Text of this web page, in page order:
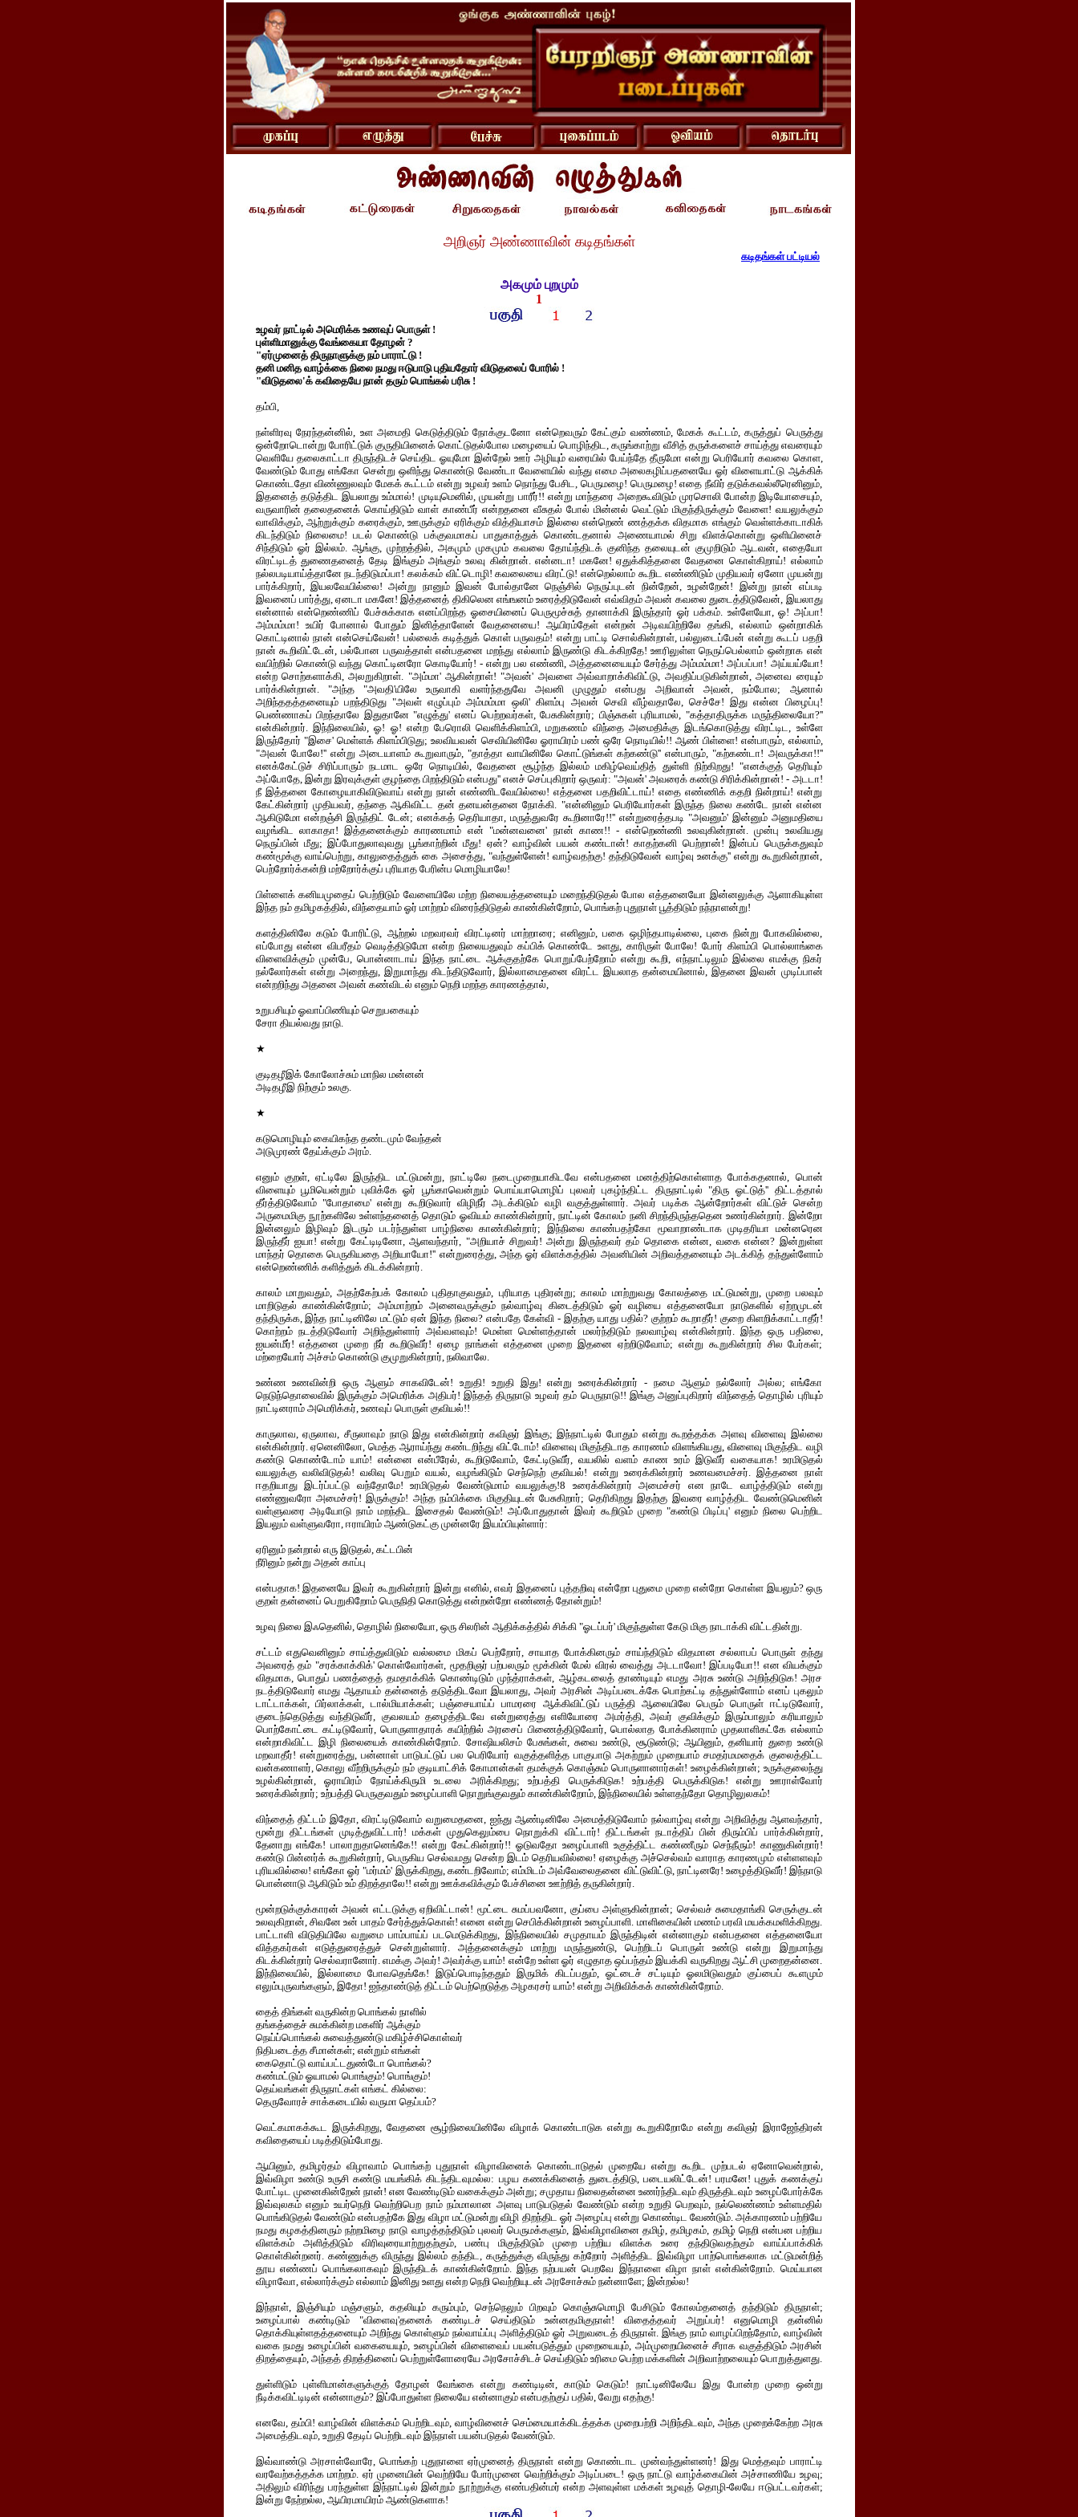
அறிஞர் அண்ணாவின் கடிதங்கள்
கடிதங்கள் பட்டியல்
அகமும் புறமும்
1
உழவர் நாட்டில் அமெரிக்க உணவுப் பொருள் !
புள்ளிமானுக்கு வேங்கையா தோழன் ?
"ஏர்முனைத் திருநாளுக்கு நம் பாராட்டு !
தனி மனித வாழ்க்கை நிலை நமது ஈடுபாடு புதியதோர் விடுதலைப் போரில் !
"விடுதலை'க் கவிதையே நான் தரும் பொங்கல் பரிசு !
தம்பி,
நள்ளிரவு நேரந்தன்னில், உள அமைதி கெடுத்திடும் நோக்குடனோ என்றெவரும் கேட்கும் வண்ணம், மேகக் கூட்டம், கருத்துப் பெருத்து
ஒன்றோடொன்று போரிட்டுக் குருதியினைக் கொட்டுதல்போல மழையைப் பொழிந்திட, கருங்காற்று வீசித் தருக்களைச் சாய்த்து எவரையும்
வெளியே தலைகாட்டா திருந்திடச் செய்திட ஓயுமோ இன்றேல் ஊர் அழியும் வரையில் பேய்ந்தே தீருமோ என்று பெரியோர் கவலை கொள,
வேண்டும் போது எங்கோ சென்று ஒளிந்து கொண்டு வேண்டா வேளையில் வந்து எமை அலைகழிப்பதனையே ஓர் விளையாட்டு ஆக்கிக்
கொண்டதோ விண்ணுலவும் மேகக் கூட்டம் என்று உழவர் உளம் நொந்து பேசிட, பெருமழை! பெருமழை! எதை நீவிர் தடுக்கவல்லீரெனினும்,
இதனைத் தடுத்திட இயலாது உம்மால்! முடியுமெனில், முயன்று பாரீர்!! என்று மாந்தரை அறைகூவிடும் முரசொலி போன்ற இடியோசையும்,
வருவாரின் தலைதனைக் கொய்திடும் வாள் காண்பீர் என்றதனை வீசுதல் போல் மின்னல் வெட்டும் மிகுந்திருக்கும் வேளை! வயலுக்கும்
வாவிக்கும், ஆற்றுக்கும் கரைக்கும், ஊருக்கும் ஏரிக்கும் வித்தியாசம் இல்லை என்றெண் ணத்தக்க விதமாக எங்கும் வெள்ளக்காடாகிக்
கிடந்திடும் நிலைமை! படல் கொண்டு பக்குவமாகப் பாதுகாத்துக் கொண்டதனால் அணையாமல் சிறு விளக்கொன்று ஒளியினைச்
சிந்திடும் ஓர் இல்லம். ஆங்கு, முற்றத்தில், அகமும் முகமும் கவலை தோய்ந்திடக் குனிந்த தலையுடன் குமுறிடும் ஆடவன், எதையோ
விரட்டிடத் துணைதனைத் தேடி இங்கும் அங்கும் உலவு கின்றான். என்னடா! மகனே! ஏதுக்கித்தனை வேதனை கொள்கிறாய்! எல்லாம்
நல்லபடியாய்த்தானே நடந்திடுமப்பா! கலக்கம் விட்டொழி! கவலையை விரட்டு! என்றெல்லாம் கூறிட எண்ணிடும் முதியவர் ஏனோ முயன்று
பார்க்கிறார், இயலவேயில்லை! அன்று நானும் இவன் போல்தானே நெஞ்சில் நெருப்புடன் நின்றேன், உழன்றேன்! இன்று நான் எப்படி
இவனைப் பார்த்து, ஏனடா மகனே! இத்தனைத் திகிலென எங்ஙனம் உரைத்திடுவேன் எவ்விதம் அவன் கவலை துடைத்திடுவேன், இயலாது
என்னால் என்றெண்ணிப் பேச்சுக்காக எனப்பிறந்த ஓசையினைப் பெருமூச்சுத் தானாக்கி இருந்தார் ஓர் பக்கம். உள்ளேயோ, ஓ! அப்பா!
அம்மம்மா! உயிர் போனால் போதும் இனித்தாளேன் வேதனையை! ஆயிரம்தேள் என்றன் அடிவயிற்றிலே தங்கி, எல்லாம் ஒன்றாகிக்
கொட்டினால் நான் என்செய்வேன்! பல்லைக் கடித்துக் கொள் பருவதம்! என்று பாட்டி சொல்கின்றாள், பல்லுடைப்பேன் என்று கூடப் பதறி
நான் கூறிவிட்டேன், பல்போன பருவத்தாள் என்பதனை மறந்து எல்லாம் இருண்டு கிடக்கிறதே! ஊரிலுள்ள நெருப்பெல்லாம் ஒன்றாக என்
வயிற்றில் கொண்டு வந்து கொட்டினரோ கொடியோர்! - என்று பல எண்ணி, அத்தனையையும் சேர்த்து அம்மம்மா! அப்பப்பா! அய்யய்யோ!
என்ற சொற்களாக்கி, அலறுகிறாள். "அம்மா' ஆகின்றாள்! "அவன்' அவளை அவ்வாறாக்கிவிட்டு, அவதிப்படுகின்றான், அனைவ ரையும்
பார்க்கின்றான். "அந்த "அவதி'யிலே உருவாகி வளர்ந்ததுவே அவனி முழுதும் என்பது அறிவான் அவன், நம்போல; ஆனால்
அறிந்ததத்தனையும் பறந்திடுது "அவள் எழுப்பும் அம்மம்மா ஒலி' கிளம்பு அவன் செவி வீழ்வதாலே, செச்சே! இது என்ன பிழைப்பு!
பெண்ணாகப் பிறந்தாலே இதுதானே "எழுத்து' எனப் பெற்றவர்கள், பேசுகின்றார்; பிஞ்சுகள் புரியாமல், "கத்தாதிருக்க மருந்திலையோ?''
என்கின்றார். இந்நிலையில், ஓ! ஓ! என்ற பேரொலி வெளிக்கிளம்பி, மறுகணம் விந்தை அமைதிக்கு இடங்கொடுத்து விரட்டிட, உள்ளே
இருந்தோர் "இசை' மெள்ளக் கிளம்பிடுது; உலவியவன் செவியினிலே ஓராயிரம் பண் ஒரே நொடியில்!! ஆண் பிள்ளை! என்பாரும், எல்லாம்,
"அவன் போலே!'' என்று அடையாளம் கூறுவாரும், "தாத்தா வாயினிலே கொட்டுங்கள் கற்கண்டு'' என்பாரும், "கற்கண்டா! அவருக்கா!!''
எனக்கேட்டுச் சிரிப்பாரும் நடமாட ஒரே நொடியில், வேதனை சூழ்ந்த இல்லம் மகிழ்வெய்தித் துள்ளி நிற்கிறது! "எனக்குத் தெரியும்
அப்போதே, இன்று இரவுக்குள் குழந்தை பிறந்திடும் என்பது'' எனச் செப்புகிறார் ஒருவர்: "அவன்' அவரைக் கண்டு சிரிக்கின்றான்! - அடடா!
நீ இத்தனை கோழையாகிவிடுவாய் என்று நான் எண்ணிடவேயில்லை! எத்தனை பதறிவிட்டாய்! எதை எண்ணிக் கதறி நின்றாய்! என்று
கேட்கின்றார் முதியவர், தந்தை ஆகிவிட்ட தன் தனயன்தனை நோக்கி. "என்னினும் பெரியோர்கள் இருந்த நிலை கண்டே நான் என்ன
ஆகிடுமோ என்றஞ்சி இருந்திட் டேன்; எனக்கத் தெரியாதா, மருத்துவரே கூறினாரே!!'' என்றுரைத்தபடி "அவனும்' இன்னும் அனுமதியை
வழங்கிட லாகாதா! இத்தனைக்கும் காரணமாம் என் "மன்னவனை' நான் காண!! - என்றெண்ணி உலவுகின்றான். முன்பு உலவியது
நெருப்பின் மீது; இப்போதுலாவுவது பூங்காற்றின் மீது! ஏன்? வாழ்வின் பயன் கண்டான்! காதற்கனி பெற்றான்! இன்பப் பெருக்கதுவும்
கண்மூக்கு வாய்பெற்று, காலுதைத்துக் கை அசைத்து, "வந்துள்ளேன்! வாழ்வதற்கு! தந்திடுவேன் வாழ்வு உனக்கு'' என்று கூறுகின்றான்,
பெற்றோர்க்கன்றி மற்றோர்க்குப் புரியாத பேரின்ப மொழியாலே!
பிள்ளைக் கனியமுதைப் பெற்றிடும் வேளையிலே மற்ற நிலையத்தனையும் மறைந்திடுதல் போல எத்தனையோ இன்னலுக்கு ஆளாகியுள்ள
இந்த நம் தமிழகத்தில், விந்தையாம் ஓர் மாற்றம் விரைந்திடுதல் காண்கின்றோம், பொங்கற் புதுநாள் பூத்திடும் நந்நாளன்று!
களத்தினிலே கடும் போரிட்டு, ஆற்றல் மறவரவர் விரட்டினர் மாற்றாரை; எனினும், பகை ஒழிந்தபாடில்லை, புகை நின்று போகவில்லை,
எப்போது என்ன விபரீதம் வெடித்திடுமோ என்ற நிலையதுவும் கப்பிக் கொண்டே உளது, காரிருள் போலே! போர் கிளம்பி பொல்லாங்கை
விளைவிக்கும் முன்பே, பொன்னாடாய் இந்த நாட்டை ஆக்குதற்கே பொறுப்பேற்றோம் என்று கூறி, எந்நாட்டிலும் இல்லை எமக்கு நிகர்
நல்லோர்கள் என்று அறைந்து, இறுமாந்து கிடந்திடுவோர், இல்லாமைதனை விரட்ட இயலாத தன்மையினால், இதனை இவன் முடிப்பான்
என்றறிந்து அதனை அவன் கண்விடல் எனும் நெறி மறந்த காரணத்தால்,
உறுபசியும் ஓவாப்பிணியும் செறுபகையும்
சேரா தியல்வது நாடு.
★
குடிதழீஇக் கோலோச்சும் மாநில மன்னன்
அடிதழீஇ நிற்கும் உலகு.
★
கடுமொழியும் கையிகந்த தண்டமும் வேந்தன்
அடுமுரண் தேய்க்கும் அரம்.
எனும் குறள், ஏட்டிலே இருந்திட மட்டுமன்று, நாட்டிலே நடைமுறையாகிடவே என்பதனை மனத்திற்கொள்ளாத போக்கதனால், பொன்
விளையும் பூமியென்றும் புவிக்கே ஓர் பூங்காவென்றும் பொய்யாமொழிப் புலவர் புகழ்ந்திட்ட திருநாட்டில் "திரு ஓட்டுத்'' திட்டத்தால்
தீர்த்திடுவோம் "போதாமை' என்று கூறிடுவார் விழிநீர் அடக்கிடும் வழி வகுத்துள்ளார். அவர் படிக்க ஆன்றோர்கள் விட்டுச் சென்ற
அருமைமிகு நூற்களிலே உள்ளந்தனைத் தொடும் ஓவியம் காண்கின்றார், நாட்டின் கோலம் நனி சிறந்திருந்ததென உணர்கின்றார். இன்றோ
இன்னலும் இழிவும் இடரும் படர்ந்துள்ள பாழ்நிலை காண்கின்றார்; இந்நிலை காண்பதற்கோ மூவாறாண்டாக முடிதரியா மன்னரென
இருந்தீர் ஐயா! என்று கேட்டிடினோ, ஆளவந்தார், "அறியாச் சிறுவர்! அன்று இருந்தவர் தம் தொகை என்ன, வகை என்ன? இன்றுள்ள
மாந்தர் தொகை பெருகியதை அறியாயோ!'' என்றுரைத்து, அந்த ஓர் விளக்கத்தில் அவனியின் அறிவத்தனையும் அடக்கித் தந்துள்ளோம்
என்றெண்ணிக் களித்துக் கிடக்கின்றார்.
காலம் மாறுவதும், அதற்கேற்பக் கோலம் புதிதாகுவதும், புரியாத புதிரன்று; காலம் மாற்றுவது கோலத்தை மட்டுமன்று, முறை பலவும்
மாறிடுதல் காண்கின்றோம்; அம்மாற்றம் அனைவருக்கும் நல்வாழ்வு கிடைத்திடும் ஓர் வழியை எத்தனையோ நாடுகளில் ஏற்றமுடன்
தந்திருக்க, இந்த நாட்டினிலே மட்டும் ஏன் இந்த நிலை? என்பதே கேள்வி - இதற்கு யாது பதில்? குற்றம் கூறாதீர்! குறை கிளறிக்காட்டாதீர்!
கொற்றம் நடத்திடுவோர் அறிந்துள்ளார் அவ்வளவும்! மெள்ள மெள்ளத்தான் மலர்ந்திடும் நலவாழ்வு என்கின்றார். இந்த ஒரு பதிலை,
ஐயன்மீர்! எத்தனை முறை நீர் கூறிடுவீர்! ஏழை நாங்கள் எத்தனை முறை இதனை ஏற்றிடுவோம்; என்று கூறுகின்றார் சில பேர்கள்;
மற்றையோர் அச்சம் கொண்டு குமுறுகின்றார், நலிவாலே.
உண்ண உணவின்றி ஒரு ஆளும் சாகவிடேன்! உறுதி! உறுதி இது! என்று உரைக்கின்றார் - நமை ஆளும் நல்லோர் அல்ல; எங்கோ
நெடுந்தொலைவில் இருக்கும் அமெரிக்க அதிபர்! இந்தத் திருநாடு உழவர் தம் பெருநாடு!! இங்கு அனுப்புகிறார் விந்தைத் தொழில் புரியும்
நாட்டினராம் அமெரிக்கர், உணவுப் பொருள் குவியல்!!
காருலாவ, ஏருலாவ, சீருலாவும் நாடு இது என்கின்றார் கவிஞர் இங்கு; இந்நாட்டில் போதும் என்று கூறத்தக்க அளவு விளைவு இல்லை
என்கின்றார். ஏனெனிலோ, மெத்த ஆராய்ந்து கண்டறிந்து விட்டோம்! விளைவு மிகுந்திடாத காரணம் விளங்கியது, விளைவு மிகுந்திட வழி
கண்டு கொண்டோம் யாம்! என்னை என்பீரேல், கூறிடுவோம், கேட்டிடுவீர், வயலில் வளம் காண உரம் இடுவீர் வகையாக! உரமிடுதல்
வயலுக்கு வலிவிடுதல்! வலிவு பெறும் வயல், வழங்கிடும் செந்நெற் குவியல்! என்று உரைக்கின்றார் உணவமைச்சர். இத்தனை நாள்
ஈதறியாது இடர்ப்பட்டு வந்தோமே! உரமிடுதல் வேண்டுமாம் வயலுக்கு!8 உரைக்கின்றார் அமைச்சர் என நாடே வாழ்த்திடும் என்று
எண்ணுவரோ அமைச்சர்! இருக்கும்! அந்த நம்பிக்கை மிகுதியுடன் பேசுகிறார்; தெரிகிறது இதற்கு இவரை வாழ்த்திட வேண்டுமெனின்
வள்ளுவரை அடியோடு நாம் மறந்திட இசைதல் வேண்டும்! அப்போதுதான் இவர் கூறிடும் முறை "கண்டு பிடிப்பு' எனும் நிலை பெற்றிட
இயலும் வள்ளுவரோ, ஈராயிரம் ஆண்டுகட்கு முன்னரே இயம்பியுள்ளார்:
ஏரினும் நன்றால் எரு இடுதல், கட்டபின்
நீரினும் நன்று அதன் காப்பு
என்பதாக! இதனையே இவர் கூறுகின்றார் இன்று எனில், எவர் இதனைப் புத்தறிவு என்றோ புதுமை முறை என்றோ கொள்ள இயலும்? ஒரு
குறள் தன்னைப் பெறுகிறோம் பெருநிதி கொடுத்து என்றன்றோ எண்ணத் தோன்றும்!
உழவு நிலை இஃதெனில், தொழில் நிலையோ, ஒரு சிலரின் ஆதிக்கத்தில் சிக்கி "ஓடப்பர்' மிகுந்துள்ள கேடு மிகு நாடாக்கி விட்டதின்று.
சட்டம் எதுவெனினும் சாய்த்துவிடும் வல்லமை மிகப் பெற்றோர், சாயாத போக்கினரும் சாய்ந்திடும் விதமான சல்லாபப் பொருள் தந்து
அவரைத் தம் "சரக்காக்கிக்' கொள்வோர்கள், மூதறிஞர் பற்பலரும் மூக்கின் மேல் விரல் வைத்து அடடாவோ! இப்படியோ!! என வியக்கும்
விதமாக, பொதுப் பணத்தைத் தமதாக்கிக் கொண்டிடும் முந்த்ராக்கள், ஆழ்கடலைத் தாண்டியும் எமது அரசு உண்டு அறிந்திடுக! அரச
நடத்திடுவோர் எமது ஆதாயம் தன்னைத் தடுத்திடவோ இயலாது, அவர் அரசின் அடிப்படைக்கே பொற்கட்டி தந்துள்ளோம் எனப் புகலும்
டாட்டாக்கள், பிர்லாக்கள், டால்மியாக்கள்; பஞ்சையாய்ப் பாமரரை ஆக்கிவிட்டுப் பருத்தி ஆலையிலே பெரும் பொருள் ஈட்டிடுவோர்,
குடைந்தெடுத்து வந்திடுவீர், குவலயம் தழைத்திடவே என்றுரைத்து எளியோரை அமர்த்தி, அவர் குவிக்கும் இரும்பாலும் கரியாலும்
பொற்கோட்டை கட்டிடுவோர், பொருளாதாரக் கயிற்றில் அரசைப் பிணைத்திடுவோர், பொல்லாத போக்கினராம் முதலாளிகட்கே எல்லாம்
என்றாகிவிட்ட இழி நிலையைக் காண்கின்றோம். சோஷியலிசம் பேசுங்கள், சுவை உண்டு, சூடுண்டு; ஆயினும், தனியார் துறை உண்டு
மறவாதீர்! என்றுரைத்து, பன்னாள் பாடுபட்டுப் பல பெரியோர் வகுத்தளித்த பாகுபாடு அகற்றும் முறையாம் சமதர்மமதைக் குலைத்திட்ட
வன்கணாளர், கொலு வீற்றிருக்கும் நம் குடியாட்சிக் கோமான்கள் தமக்குக் கொஞ்சும் பொருளானார்கள்! உழைக்கின்றான்; உருக்குலைந்து
உழல்கின்றான், ஓராயிரம் நோய்க்கிருமி உடலை அரிக்கிறது; உற்பத்தி பெருக்கிடுக! உற்பத்தி பெருக்கிடுக! என்று ஊராள்வோர்
உரைக்கின்றார்; உற்பத்தி பெருகுவதும் உழைப்பாளி நொறுங்குவதும் காண்கின்றோம், இந்நிலையில் உள்ளதந்தோ தொழிலுலகம்!
விந்தைத் திட்டம் இதோ, விரட்டிடுவோம் வறுமைதனை, ஐந்து ஆண்டினிலே அமைத்திடுவோம் நல்வாழ்வு என்று அறிவித்து ஆளவந்தார்,
மூன்று திட்டங்கள் முடித்துவிட்டார்! மக்கள் முதுகெலும்பை நொறுக்கி விட்டார்! திட்டங்கள் நடாத்திப் பின் திரும்பிப் பார்க்கின்றார்,
தேனாறு எங்கே! பாலாறுதானெங்கே!! என்று கேட்கின்றார்!! ஓடுவதோ உழைப்பாளி உகுத்திட்ட கண்ணீரும் செந்நீரும்! காணுகின்றார்!
கண்டு பின்னர்க் கூறுகின்றார், பெருகிய செல்வமது சென்ற இடம் தெரியவில்லை! ஏழைக்கு அச்செல்வம் வாராத காரணமும் எள்ளளவும்
புரியவில்லை! எங்கோ ஓர் "மர்மம்' இருக்கிறது, கண்டறிவோம்; எம்மிடம் அவ்வேலைதனை விட்டுவிட்டு, நாட்டினரே! உழைத்திடுவீர்! இந்நாடு
பொன்னாடு ஆகிடும் உம் திறத்தாலே!! என்று ஊக்கவிக்கும் பேச்சினை ஊற்றித் தருகின்றார்.
மூன்றடுக்குக்காரன் அவன் எட்டடுக்கு ஏறிவிட்டான்! மூட்டை சுமப்பவனோ, குப்பை அள்ளுகின்றான்; செல்வச் சுமைதாங்கி செருக்குடன்
உலவுகிறான், சிவனே உன் பாதம் சேர்த்துக்கொள்! எனை என்று செபிக்கின்றான் உழைப்பாளி. மாளிகையின் மணம் பரவி மயக்கமளிக்கிறது.
பாட்டாளி விடுதியிலே வறுமை பாம்பாய்ப் படமெடுக்கிறது, இந்நிலையில் சமுதாயம் இருந்திடின் என்னாகும் என்பதனை எத்தனையோ
வித்தகர்கள் எடுத்துரைத்துச் சென்றுள்ளார். அத்தனைக்கும் மாற்று மருந்துண்டு, பெற்றிடப் பொருள் உண்டு என்று இறுமாந்து
கிடக்கின்றார் செல்வரானோர். எமக்கு அவர்! அவர்க்கு யாம்! என்றே உள்ள ஓர் எழுதாத ஒப்பந்தம் இயக்கி வருகிறது ஆட்சி முறைதன்னை.
இந்நிலையில், இல்லாமை போவதெங்கே! இடுப்பொடிந்ததும் இருமிக் கிடப்பதும், ஓட்டைச் சட்டியும் ஓலமிடுவதும் குப்பைப் கூளமும்
எலும்புருவங்களும், இதோ! ஐந்தாண்டுத் திட்டம் பெற்றெடுத்த அழகரசர் யாம்! என்று அறிவிக்கக் காண்கின்றோம்.
தைத் திங்கள் வருகின்ற பொங்கல் நாளில்
தங்கத்தைச் சுமக்கின்ற மகளிர் ஆக்கும்
நெய்ப்பொங்கல் சுவைத்துண்டு மகிழ்ச்சிகொள்வர்
நிதிபடைத்த சீமான்கள்; என்றும் எங்கள்
கைதொட்டு வாய்பட்டதுண்டோ பொங்கல்?
கண்மட்டும் ஓயாமல் பொங்கும்! பொங்கும்!
தெய்வங்கள் திருநாட்கள் எங்கட் கில்லை:
தெருவோரச் சாக்கடையில் வருமா தெப்பம்?
வெட்கமாகக்கூட இருக்கிறது, வேதனை சூழ்நிலையினிலே விழாக் கொண்டாடுக என்று கூறுகிறோமே என்று கவிஞர் இராஜேந்திரன்
கவிதையைப் படித்திடும்போது.
ஆயினும், தமிழர்தம் விழாவாம் பொங்கற் புதுநாள் விழாவினைக் கொண்டாடுதல் முறையே என்று கூறிட முற்படல் ஏனோவென்றால்,
இவ்விழா உண்டு உருசி கண்டு மயங்கிக் கிடந்திடவுமல்ல: பழய கணக்கினைத் துடைத்திடு, படையலிட்டேன்! பரமனே! புதுக் கணக்குப்
போட்டிட முனைகின்றேன் நான்! என வேண்டிடும் வகைக்கும் அன்று; சமுதாய நிலைதன்னை உணர்ந்திடவும் திருத்திடவும் உழைப்போர்க்கே
இவ்வுலகம் எனும் உயர்நெறி வெற்றிபெற நாம் நம்மாலான அளவு பாடுபடுதல் வேண்டும் என்ற உறுதி பெறவும், நல்லெண்ணம் உள்ளமதில்
பொங்கிடுதல் வேண்டும் என்பதற்கே இது விழா மட்டுமன்று விழி திறந்திட ஓர் அழைப்பு என்று கொண்டிட வேண்டும். அக்காரணம் பற்றியே
நமது கழகத்தினரும் நற்றமிழை நாடு வாழத்தந்திடும் புலவர் பெருமக்களும், இவ்விழாவினை தமிழ், தமிழகம், தமிழ் நெறி என்பன பற்றிய
விளக்கம் அளித்திடும் விரிவுரையாற்றுதற்கும், பண்பு மிகுந்திடும் முறை பற்றிய விளக்க உரை தந்திடுவதற்கும் வாய்ப்பாக்கிக்
கொள்கின்றனர். கண்ணுக்கு விருந்து இல்லம் தந்திட, கருத்துக்கு விருந்து கற்றோர் அளித்திட இவ்விழா பாற்பொங்கலாக மட்டுமன்றித்
தூய எண்ணப் பொங்கலாகவும் இருந்திடக் காண்கின்றோம். இந்த நற்பயன் பெறவே இந்நாளை விழா நாள் என்கின்றோம். மெய்யான
விழாவோ, எல்லார்க்கும் எல்லாம் இனிது உளது என்ற நெறி வெற்றியுடன் அரசோச்சும் நன்னாளே; இன்றல்ல!
இந்நாள், இஞ்சியும் மஞ்சளும், கதலியும் கரும்பும், செந்நெலும் பிறவும் கொஞ்சுமொழி பேசிடும் கோலம்தனைத் தந்திடும் திருநாள்;
உழைப்பால் கண்டிடும் "விளைவு'தனைக் கண்டிடச் செய்திடும் உன்னதமிகுநாள்! விதைத்தவர் அறுப்பர்! எனுமொழி தன்னில்
தொக்கியுள்ளதத்தனையும் அறிந்து கொள்ளும் நல்வாய்ப்பு அளித்திடும் ஓர் அறுவடைத் திருநாள். இங்கு நாம் வாழப்பிறந்தோம், வாழ்வின்
வகை நமது உழைப்பின் வகையையும், உழைப்பின் விளைவைப் பயன்படுத்தும் முறையையும், அம்முறையினைச் சீராக வகுத்திடும் அரசின்
திறத்தையும், அந்தத் திறத்தினைப் பெற்றுள்ளோரையே அரசோச்சிடச் செய்திடும் உரிமை பெற்ற மக்களின் அறிவாற்றலையும் பொறுத்துளது.
துள்ளிடும் புள்ளிமான்களுக்குத் தோழன் வேங்கை என்று கண்டிடின், காடும் கெடும்! நாட்டினிலேயே இது போன்ற முறை ஒன்று
நீடிக்கவிட்டிடின் என்னாகும்? இப்போதுள்ள நிலையே என்னாகும் என்பதற்குப் பதில், வேறு எதற்கு!
எனவே, தம்பி! வாழ்வின் விளக்கம் பெற்றிடவும், வாழ்வினைச் செம்மையாக்கிடத்தக்க முறைபற்றி அறிந்திடவும், அந்த முறைக்கேற்ற அரசு
அமைத்திடவும், உறுதி தேடிப் பெற்றிடவும் இந்நாள் பயன்படுதல் வேண்டும்.
இவ்வாண்டு அரசாள்வோரே, பொங்கற் புதுநாளை ஏர்முனைத் திருநாள் என்று கொண்டாட முன்வந்துள்ளனர்! இது மெத்தவும் பாராட்டி
வரவேற்கத்தக்க மாற்றம். ஏர் முனையின் வெற்றியே போர்முனை வெற்றிக்கும் அடிப்படை! ஒரு நாட்டு வாழ்க்கையின் அச்சாணியே உழவு;
அதிலும் விரிந்து பரந்துள்ள இந்நாட்டில் இன்றும் நூற்றுக்கு எண்பதின்மர் என்ற அளவுள்ள மக்கள் உழவுத் தொழி-லேயே ஈடுபட்டவர்கள்;
இன்று நேற்றல்ல, ஆயிரமாயிரம் ஆண்டுகளாக!